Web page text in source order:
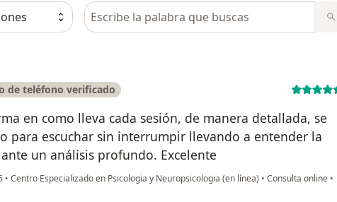
Busca en opiniones
de teléfono verificado
en como lleva cada sesión, de manera detallada, se
para escuchar sin interrumpir llevando a entender la
un análisis profundo. Excelente
• Centro Especializado en Psicologia y Neuropsicologia (en línea) • Consulta online •